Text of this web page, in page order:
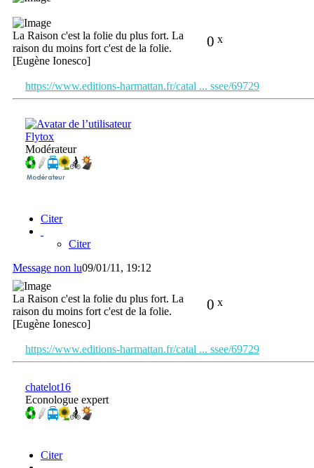
0 x
La Raison c'est la folie du plus fort. La
raison du moins fort c'est de la folie.
[Eugène Ionesco]
https://www.editions-harmattan.fr/catal ... ssee/69729
Flytox
Modérateur
Citer
Citer
Message non lu09/01/11, 19:12
0 x
La Raison c'est la folie du plus fort. La
raison du moins fort c'est de la folie.
[Eugène Ionesco]
https://www.editions-harmattan.fr/catal ... ssee/69729
chatelot16
Econologue expert
Citer